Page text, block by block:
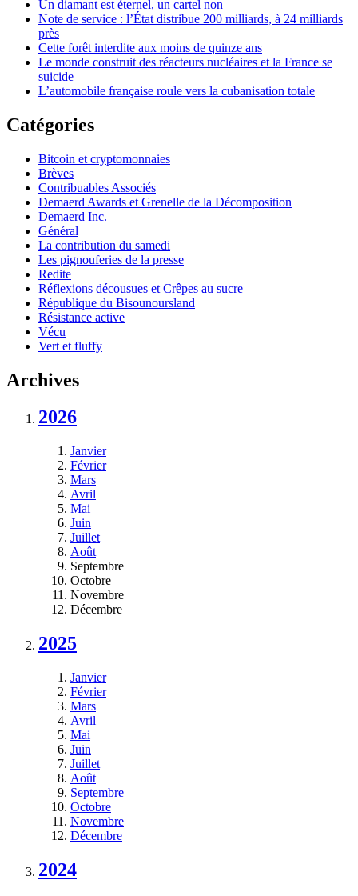
Un diamant est éternel, un cartel non
Note de service : l’État distribue 200 milliards, à 24 milliards
près
Cette forêt interdite aux moins de quinze ans
Le monde construit des réacteurs nucléaires et la France se
suicide
L’automobile française roule vers la cubanisation totale
Catégories
Bitcoin et cryptomonnaies
Brèves
Contribuables Associés
Demaerd Awards et Grenelle de la Décomposition
Demaerd Inc.
Général
La contribution du samedi
Les pignouferies de la presse
Redite
Réflexions décousues et Crêpes au sucre
République du Bisounoursland
Résistance active
Vécu
Vert et fluffy
Archives
2026
Janvier
Février
Mars
Avril
Mai
Juin
Juillet
Août
Septembre
Octobre
Novembre
Décembre
2025
Janvier
Février
Mars
Avril
Mai
Juin
Juillet
Août
Septembre
Octobre
Novembre
Décembre
2024